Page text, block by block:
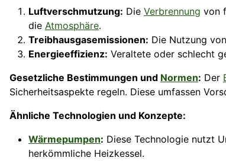
Luftverschmutzung: Die Verbrennung von
die Atmosphäre.
Treibhausgasemissionen: Die Nutzung
Energieeffizienz: Veraltete oder schlecht
Gesetzliche Bestimmungen und Normen: Der
Sicherheitsaspekte regeln. Diese umfassen
Ähnliche Technologien und Konzepte:
Wärmepumpen: Diese Technologie nutzt
herkömmliche Heizkessel.